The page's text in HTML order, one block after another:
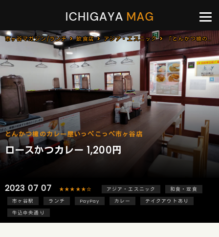
市ヶ谷マガジン/ランチ 飲食店 アジア・エスニック 「とんかつ檍のカレー屋いっぺこっぺ市ヶ谷店」で「ロースかつカレー(1,200円)」
とんかつ檍のカレー屋いっぺこっぺ市ヶ谷店
ロースかつカレー 1,200円
2023 07 07 ★★★★★☆ アジア・エスニック
和食・定食
市ヶ谷駅
ランチ PayPay カレー
テイクアウトあり
牛込中央通り